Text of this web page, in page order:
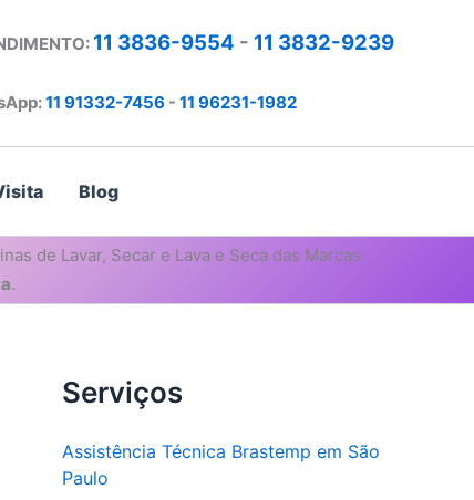
11 3836-9554 - 11 3832-9239
11 91332-7456 - 11 96231-1982
Blog
de Lavar, Secar e Lava e Seca das Marcas
.
Serviços
Assistência Técnica Brastemp em São
Paulo